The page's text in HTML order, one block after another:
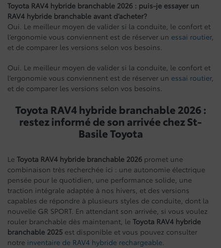
Toyota RAV4 hybride branchable 2026 : puis-je essayer un
RAV4 hybride branchable avant d’acheter?
Oui. Le meilleur moyen de valider si la conduite, le confort et
l’ergonomie vous conviennent est de réserver un essai routier,
et de comparer les versions selon vos besoins.
Oui. Le meilleur moyen de valider si la conduite, le confort et
l’ergonomie vous conviennent est de réserver un essai routier,
et de comparer les versions selon vos besoins.
Toyota RAV4 hybride branchable 2026 :
restez informé de son arrivée chez St-
Basile Toyota
Le Toyota RAV4 hybride branchable 2026 promet une
combinaison très recherchée ici : une autonomie électrique
pensée pour le quotidien, une performance solide, une
traction intégrale adaptée à nos hivers, et des versions
capables de répondre à plusieurs styles de conduite, dont la
nouvelle GR SPORT. En attendant son arrivée, si vous voulez
rouler branchable dès maintenant, le Toyota RAV4 hybride
branchable 2025 est disponible et vous pouvez consulter
notre inventaire de RAV4 hybride rechargeable.